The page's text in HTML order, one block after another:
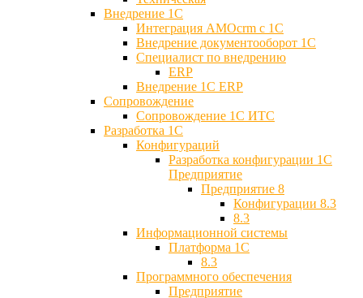
Внедрение 1С
Интеграция AMOcrm с 1C
Внедрение документооборот 1С
Специалист по внедрению
ERP
Внедрение 1С ERP
Cопровождение
Cопровождение 1С ИТС
Разработка 1C
Конфигураций
Разработка конфигурации 1С
Предприятие
Предприятие 8
Конфигурации 8.3
8.3
Информационной системы
Платформа 1С
8.3
Программного обеспечения
Предприятие